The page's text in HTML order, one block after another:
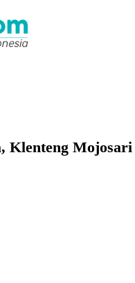
Klenteng